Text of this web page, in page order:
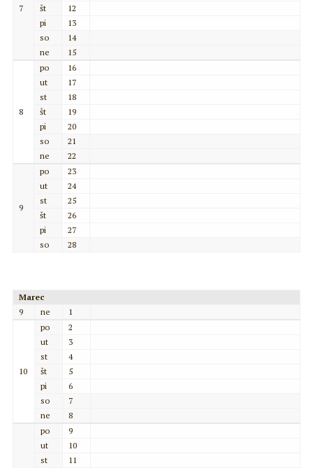
7
št
12
pi
13
so
14
ne
15
8
po
16
ut
17
st
18
št
19
pi
20
so
21
ne
22
9
po
23
ut
24
st
25
št
26
pi
27
so
28
Marec
9
ne 1
10
po
2
ut
3
st
4
št
5
pi
6
so
7
ne
8
po
9
ut
10
st
11